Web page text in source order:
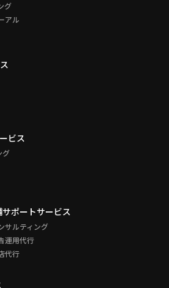
グ
アル
ビス
グ
ポートサービス
サルティング
運用代行
代行